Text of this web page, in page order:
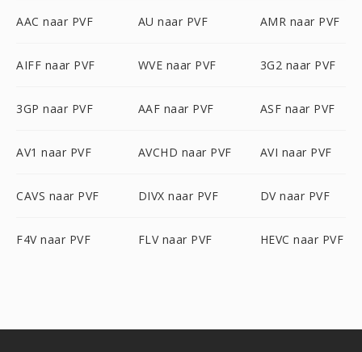
AAC naar PVF AU naar PVF AMR naar PVF
AIFF naar PVF WVE naar PVF 3G2 naar PVF
3GP naar PVF AAF naar PVF ASF naar PVF
AV1 naar PVF AVCHD naar PVF AVI naar PVF
CAVS naar PVF DIVX naar PVF DV naar PVF
F4V naar PVF FLV naar PVF HEVC naar PVF